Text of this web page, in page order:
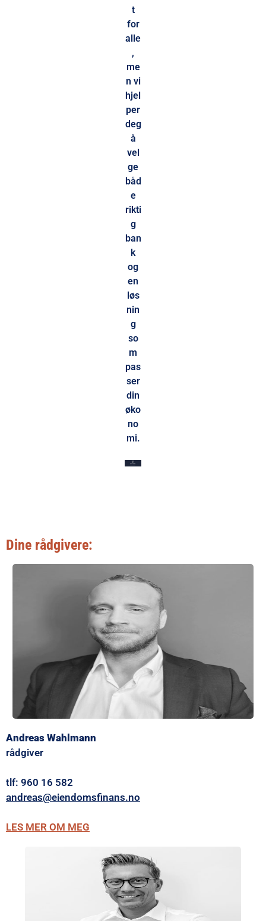
t
for
alle
,
me
n vi
hjel
per
deg
å
vel
ge
båd
e
rikti
g
ban
k
og
en
løs
nin
g
so
m
pas
ser
din
øko
no
mi.
Dine rådgivere:
Andreas Wahlmann
rådgiver
tlf: 960 16 582
andreas@eiendomsfinans.no
LES MER OM MEG